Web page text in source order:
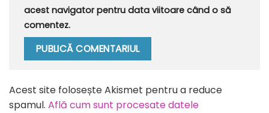
acest navigator pentru data viitoare când o să
comentez.
Acest site folosește Akismet pentru a reduce
spamul. Află cum sunt procesate datele